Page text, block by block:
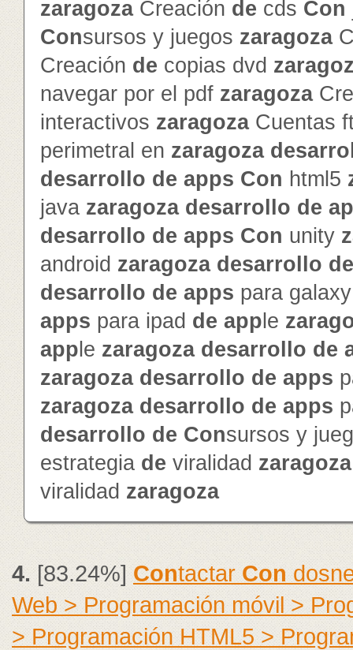
zaragozaCreación de cds Con
Consursos y juegos zaragoza
Creación de copias dvd
navegar por el pdf zaragoza
interactivos zaragozaCuentas
perimetral en zaragoza de
desarrollo de apps Con html5
java zaragoza desarrollo de
desarrollo de apps Con unity
android zaragoza desarrollo de
desarrollo de apps para
apps para ipad de app le
app le zaragoza desarrollo de
zaragoza desarrollo de apps
zaragoza desarrollo de apps
desarrollo de Consursos y
estrategia de viralidad zaragoza
viralidad zaragoza
4.[83.24%] ContactarCon
Web > Programación móvil >
> Programación HTML5 >